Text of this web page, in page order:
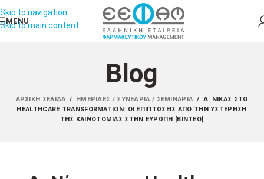
Skip to navigation
Skip to main content
MENU
Blog
ΑΡΧΙΚΉ ΣΕΛΊΔΑ / ΗΜΕΡΊΔΕΣ / ΣΥΝΈΔΡΙΑ / ΣΕΜΙΝΆΡΙΑ / Δ. ΝΊΚΑΣ ΣΤΟ
HEALTHCARE TRANSFORMATION: ΟΙ ΕΠΙΠΤΏΣΕΙΣ ΑΠΌ ΤΗΝ ΥΣΤΈΡΗΣΗ
ΤΗΣ ΚΑΙΝΟΤΟΜΊΑΣ ΣΤΗΝ ΕΥΡΏΠΗ [ΒΊΝΤΕΟ]